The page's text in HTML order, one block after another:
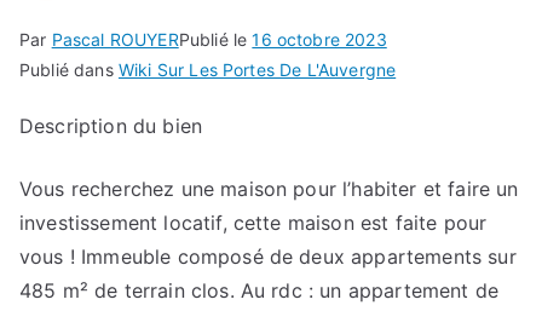
Par Pascal ROUYERPublié le16 octobre 2023
Publié dans Wiki Sur Les Portes De L'Auvergne
Description du bien
Vous recherchez une maison pour l’habiter et faire un
investissement locatif, cette maison est faite pour
vous ! Immeuble composé de deux appartements sur
485 m² de terrain clos. Au rdc : un appartement de